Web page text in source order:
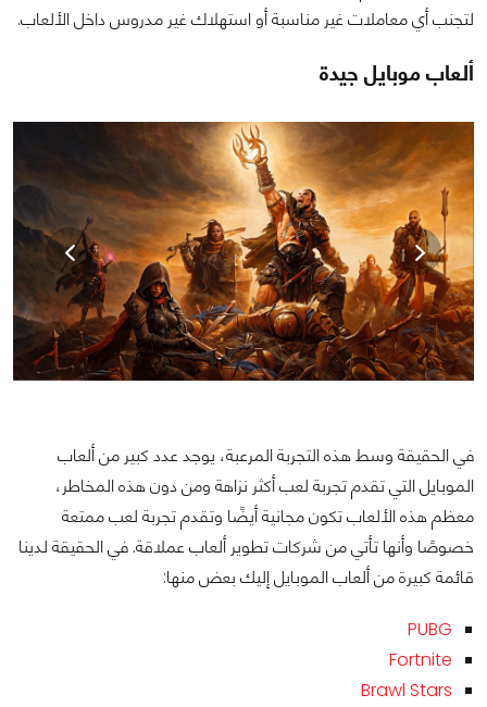
لتجنب أي معاملات غير مناسبة أو استهلاك غير مدروس داخل الألعاب.
ألعاب موبايل جيدة
في الحقيقة وسط هذه التجربة المرعبة، يوجد عدد كبير من ألعاب
الموبايل التي تقدم تجربة لعب أكثر نزاهة ومن دون هذه المخاطر،
معظم هذه الألعاب تكون مجانية أيضًا وتقدم تجربة لعب ممتعة
خصوصًا وأنها تأتي من شركات تطوير ألعاب عملاقة. في الحقيقة لدينا
قائمة كبيرة من ألعاب الموبايل إليك بعض منها:
PUBG
Fortnite
Brawl Stars